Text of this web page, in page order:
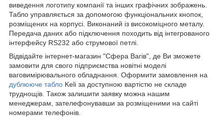
виведення логотипу компанії та інших графічних зображень.
Табло управляється за допомогою функціональних кнопок,
розміщених на корпусі. Виконаний із високоміцного металу.
Передача даних або підключення походить від інтегрованого
інтерфейсу RS232 або струмової петлі.
Відвідайте інтернет-магазин "Сфера Вагів", де Ви зможете
замовити для свого підприємства новітні моделі
ваговимірювального обладнання. Оформити замовлення на
дублююче табло Keli за доступною вартістю не складе
труднощів. Також залишити заявку можна нашим
менеджерам, зателефонувавши за розміщеними на сайті
номерами телефонів.